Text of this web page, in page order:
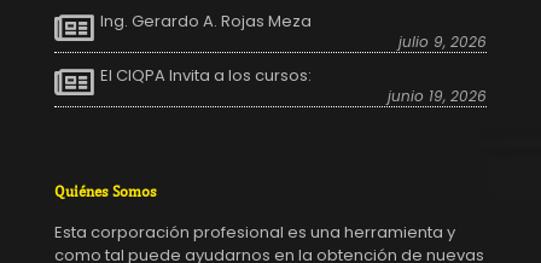
Ing. Gerardo A. Rojas Meza
julio 9, 2026
El CIQPA Invita a los cursos:
junio 19, 2026
Quiénes Somos
Esta corporación profesional es una herramienta y
como tal puede ayudarnos en la obtención de nuevas